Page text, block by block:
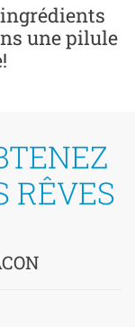
une pilule
RÊVES